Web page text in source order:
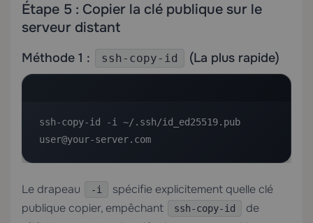
Étape 5 : Copier la clé publique sur le
serveur distant
Méthode 1 : ssh-copy-id (La plus rapide)
ssh-copy-id -i ~/.ssh/id_ed25519.pub
user@your-server.com
Le drapeau -i
spécifie explicitement quelle clé
publique copier, empêchant
ssh-copy-id
de